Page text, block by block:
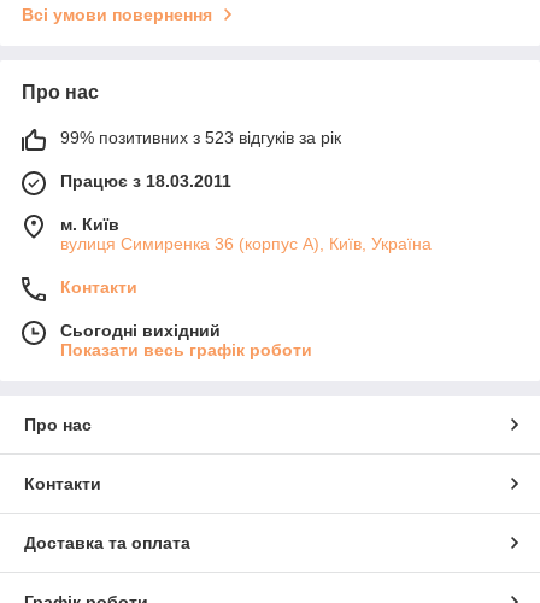
Всі умови повернення
Про нас
99% позитивних з 523 відгуків за рік
Працює з 18.03.2011
м. Київ
вулиця Симиренка 36 (корпус А), Київ, Україна
Контакти
Сьогодні вихідний
Показати весь графік роботи
Про нас
Контакти
Доставка та оплата